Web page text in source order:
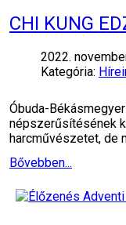
CHI KUNG
2022.
Kategória:
Óbuda-
népszerűsítésének
harcművészetet, de
Bővebben...